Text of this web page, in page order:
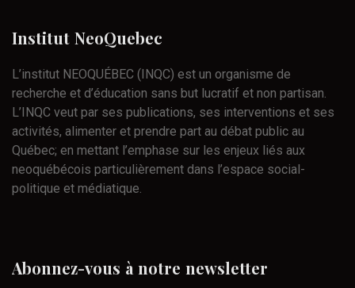
Institut NeoQuebec
L’institut NEOQUÉBEC (INQC) est un organisme de
recherche et d’éducation sans but lucratif et non partisan.
L’INQC veut par ses publications, ses interventions et ses
activités, alimenter et prendre part au débat public au
Québec; en mettant l’emphase sur les enjeux liés aux
neoquébécois particulièrement dans l’espace social-
politique et médiatique.
Abonnez-vous à notre newsletter